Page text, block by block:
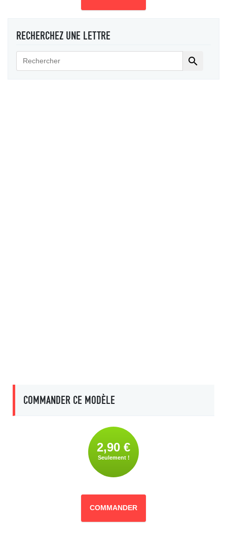
RECHERCHEZ UNE LETTRE

COMMANDER CE MODÈLE
2,90 €
Seulement !
COMMANDER